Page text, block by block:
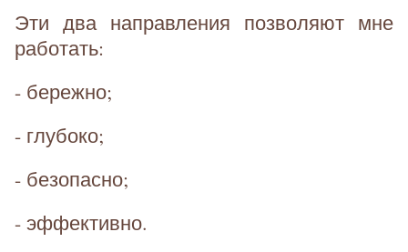
Эти два направления позволяют мне
работать:
- бережно;
- глубоко;
- безопасно;
- эффективно.